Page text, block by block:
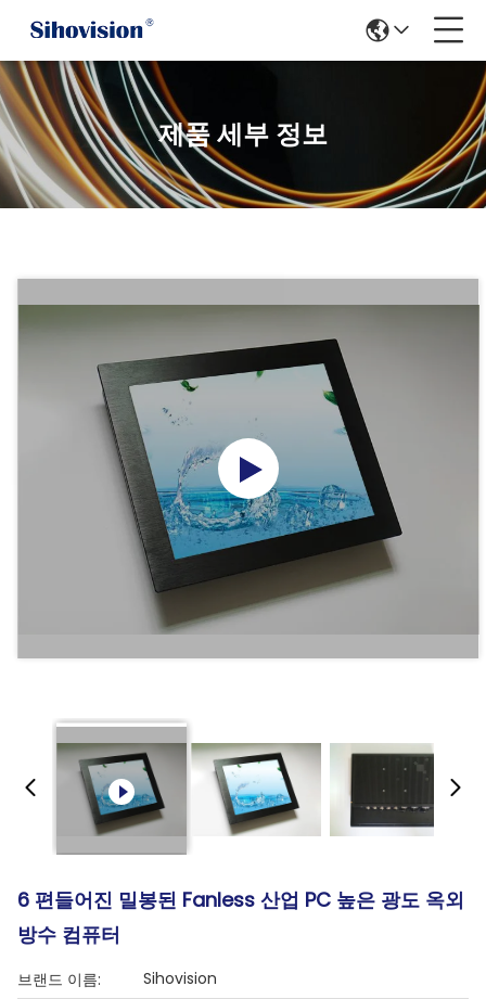
제품 세부 정보
6 편들어진 밀봉된 Fanless 산업 PC 높은 광도 옥외
방수 컴퓨터
브랜드 이름:
Sihovision